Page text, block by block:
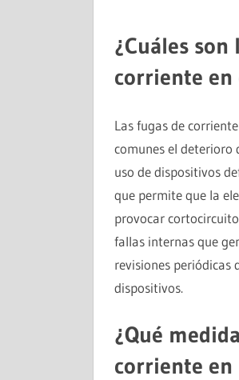
¿Cuáles
corriente en
Las fugas de
comunes el deterioro
uso de dispositivos
que permite que la
provocar
fallas internas que
revisiones periódicas
dispositivos.
¿Qué
corriente en